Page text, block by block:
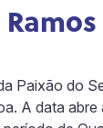
Paixão do
A data abre